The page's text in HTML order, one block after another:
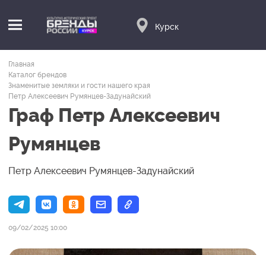
Курск
Главная
Каталог брендов
Знаменитые земляки и гости нашего края
Петр Алексеевич Румянцев-Задунайский
Граф Петр Алексеевич
Румянцев
Петр Алексеевич Румянцев-Задунайский
09/02/2025 10:00